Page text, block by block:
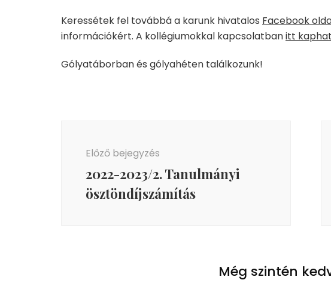
Keressétek fel továbbá a karunk hivatalos Facebook
információkért. A kollégiumokkal kapcsolatbanitt
Gólyatáborban és gólyahéten találkozunk!
Előző bejegyzés
2022-2023/2. Tanulmányi
ösztöndíjszámítás
Még szintén